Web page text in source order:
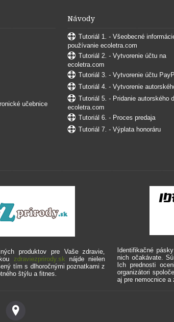
učebnice
Návody
Tutoriál 1. - Všeobecné
používanie ecoletra.com
Tutoriál 2. - Vytvorenie účtu na
ecoletra.com
Tutoriál 3. - Vytvorenie účtu
Tutoriál 4. - Vytvorenie
Tutoriál 5. - Pridanie autorského
ecoletra.com
Tutoriál 6. - Proces predaja
Tutoriál 7. - Výplata honoráru
produktov pre Vaše zdravie,
zdraviezprirody.sk nájde nielen
tím s dlhoročnými poznatkami z
štýlu a fitnes.
Identifikačné
nich očakávate.
Ich prednosti
organizátori
aj pre nemocnice a